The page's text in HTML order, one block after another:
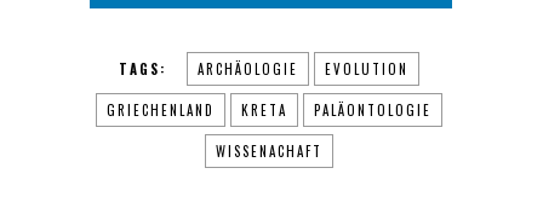
TAGS: ARCHÄOLOGIE EVOLUTION
GRIECHENLAND KRETA PALÄONTOLOGIE
WISSENACHAFT